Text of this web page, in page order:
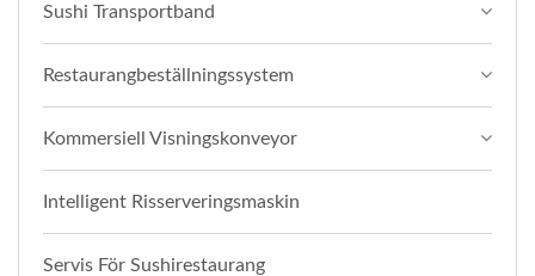
Sushi Transportband
Restaurangbeställningssystem
Kommersiell Visningskonveyor
Intelligent Risserveringsmaskin
Servis För Sushirestaurang